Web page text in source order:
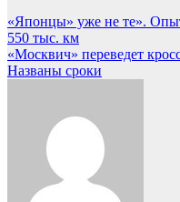
Навигация
по
записям
«Японцы» уже не те».
550 тыс. км
«Москвич» переведет
Названы сроки